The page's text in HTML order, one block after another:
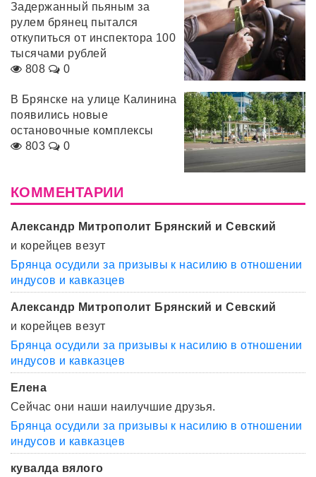
Задержанный пьяным за
рулем брянец пытался
откупиться от инспектора 100
тысячами рублей
808
0
В Брянске на улице Калинина
появились новые
остановочные комплексы
803
0
КОММЕНТАРИИ
Александр Митрополит Брянский и Севский
и корейцев везут
Брянца осудили за призывы к насилию в отношении
индусов и кавказцев
Александр Митрополит Брянский и Севский
и корейцев везут
Брянца осудили за призывы к насилию в отношении
индусов и кавказцев
Елена
Сейчас они наши наилучшие друзья.
Брянца осудили за призывы к насилию в отношении
индусов и кавказцев
кувалда вялого